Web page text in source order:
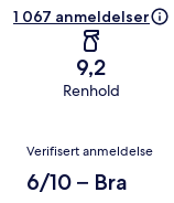
1 067 anmeldelser
9,2
Renhold
Anmeldelser
Verifisert anmeldelse
6/10 – Bra